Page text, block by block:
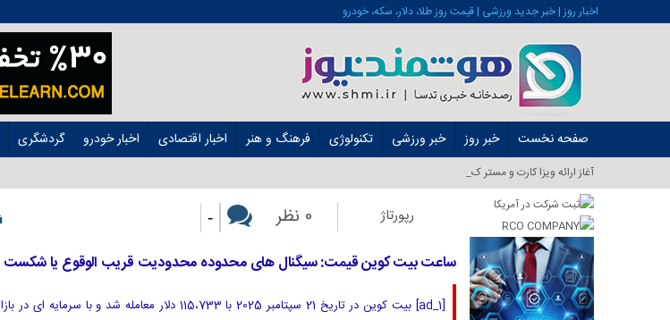
اخبار روز | خبر جدید ورزشی | قیمت روز طلا، دلار، سکه، خودرو
صفحه نخست خبر روز خبر ورزشی تکنولوژی فرهنگ و هنر اخبار اقتصادی اخبار خودرو گردشگری
آغاز ارائه ویزا کارت و مستر کارت در ایران ا_
رپورتاژ 0 نظر -
ساعت بیت کوین قیمت: سیگنال های محدوده محدودیت قریب الوقوع یا شکست